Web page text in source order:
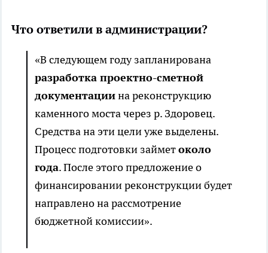
Что ответили в администрации?
«В следующем году запланирована
разработка проектно-сметной
документациина реконструкцию
каменного моста через р. Здоровец.
Средства на эти цели уже выделены.
Процесс подготовки займетоколо
года. После этого предложение о
финансировании реконструкции будет
направлено на рассмотрение
бюджетной комиссии».